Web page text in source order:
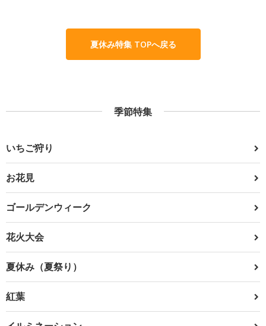
夏休み特集 TOPへ戻る
季節特集
いちご狩り
お花見
ゴールデンウィーク
花火大会
夏休み（夏祭り）
紅葉